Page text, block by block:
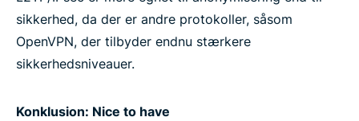
sikkerhed, da der er andre protokoller, såsom
OpenVPN, der tilbyder endnu stærkere
sikkerhedsniveauer.
Konklusion: Nice to have